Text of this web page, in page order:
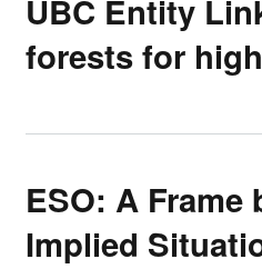
UBC Entity
forests for
ESO: A
Implied